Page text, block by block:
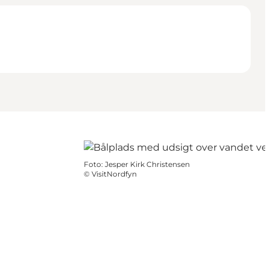
Foto: Jesper Kirk Christensen
© VisitNordfyn